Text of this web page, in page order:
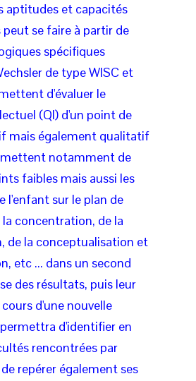
aptitudes et capacités
se faire à partir de
spécifiques
de type WISC et
d'évaluer le
(QI) d'un point de
mais également qualitatif
notamment de
faibles mais aussi les
l'enfant sur le plan de
concentration, de la
de la conceptualisation et
etc ... dans un second
des résultats, puis leur
d'une nouvelle
d'identifier en
rencontrées par
repérer également ses